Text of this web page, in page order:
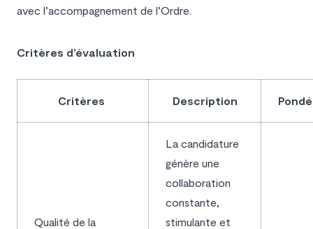
avec l’accompagnement de l’Ordre.
Critères d’évaluation
Critères Description
Qualité de la
La candidature
génère une
collaboration
constante,
stimulante et